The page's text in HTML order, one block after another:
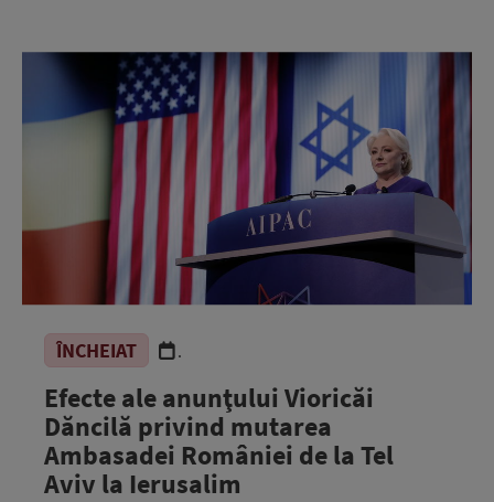
ÎNCHEIAT .
Efecte ale anunţului Vioricăi
Dăncilă privind mutarea
Ambasadei României de la Tel
Aviv la Ierusalim